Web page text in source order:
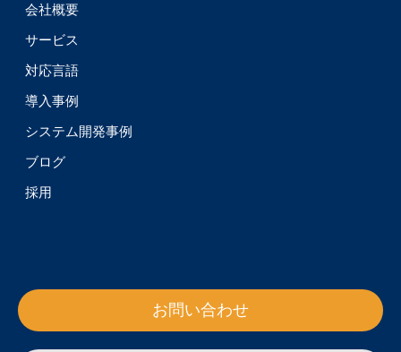
会社概要
サービス
対応言語
導入事例
システム開発事例
ブログ
採用
お問い合わせ